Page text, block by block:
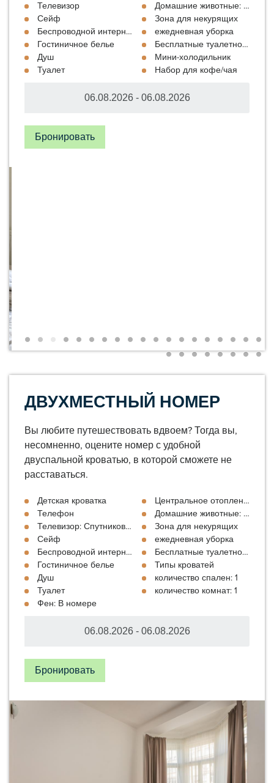
Телевизор
Сейф
Беспроводной интернет
Гостиничное белье
Душ
Туалет
Домашние животные: По
Зона для некурящих
ежедневная уборка
Бесплатные туалетно-
Мини-холодильник
Набор для кофе/чая
Бронировать
ДВУХМЕСТНЫЙ НОМЕР
Вы любите путешествовать вдвоем? Тогда вы,
несомненно, оцените номер с удобной
двуспальной кроватью, в которой сможете не
расставаться.
Детская кроватка
Телефон
Телевизор: Спутниковое
Сейф
Беспроводной интернет: Бесплатно
Гостиничное белье
Душ
Туалет
Фен: В номере
Центральное отопление
Домашние животные: По
Зона для некурящих
ежедневная уборка
Бесплатные туалетно-
Типы кроватей
количество спален: 1
количество комнат: 1
Бронировать